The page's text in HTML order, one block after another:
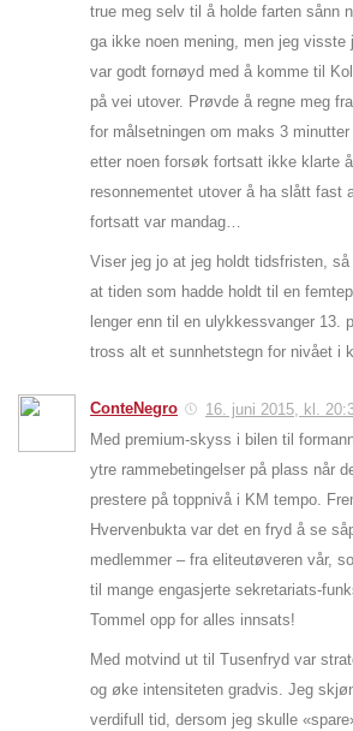
true meg selv til å holde farten sånn
ga ikke noen mening, men jeg visste
var godt fornøyd med å komme til
på vei utover. Prøvde å regne meg
for målsetningen om maks 3
etter noen forsøk fortsatt ikke klarte
resonnementet utover å ha slått fast
fortsatt var mandag…
Viser jeg jo at jeg holdt tidsfristen,
at tiden som hadde holdt til en
lenger enn til en ulykkessvanger 13.
tross alt et sunnhetstegn for nivået i
ConteNegro
16. juni 2015, kl.
Med premium-skyss i bilen til
ytre rammebetingelser på plass når
prestere på toppnivå i KM tempo.
Hvervenbukta var det en fryd å se
medlemmer – fra eliteutøveren vår,
til mange engasjerte sekretariats-
Tommel opp for alles innsats!
Med motvind ut til Tusenfryd var
og øke intensiteten gradvis. Jeg
verdifull tid, dersom jeg skulle